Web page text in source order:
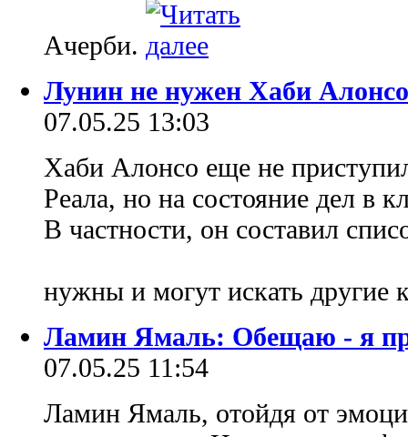
Ачерби.
Лунин не нужен Хаби
07.05.25 13:03
Хаби Алонсо еще не
Реала, но на состояние дел в
В частности, он составил
нужны и могут искать другие
Ламин Ямаль: Обещаю - я
07.05.25 11:54
Ламин Ямаль, отойдя от